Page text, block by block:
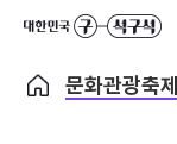
문화관광축제